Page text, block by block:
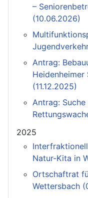
–
(10.06.2026)
Antrag:
(11.12.2025)
Antrag:
2025
Natur-Kita in
Ortschaftrat
Wettersbach